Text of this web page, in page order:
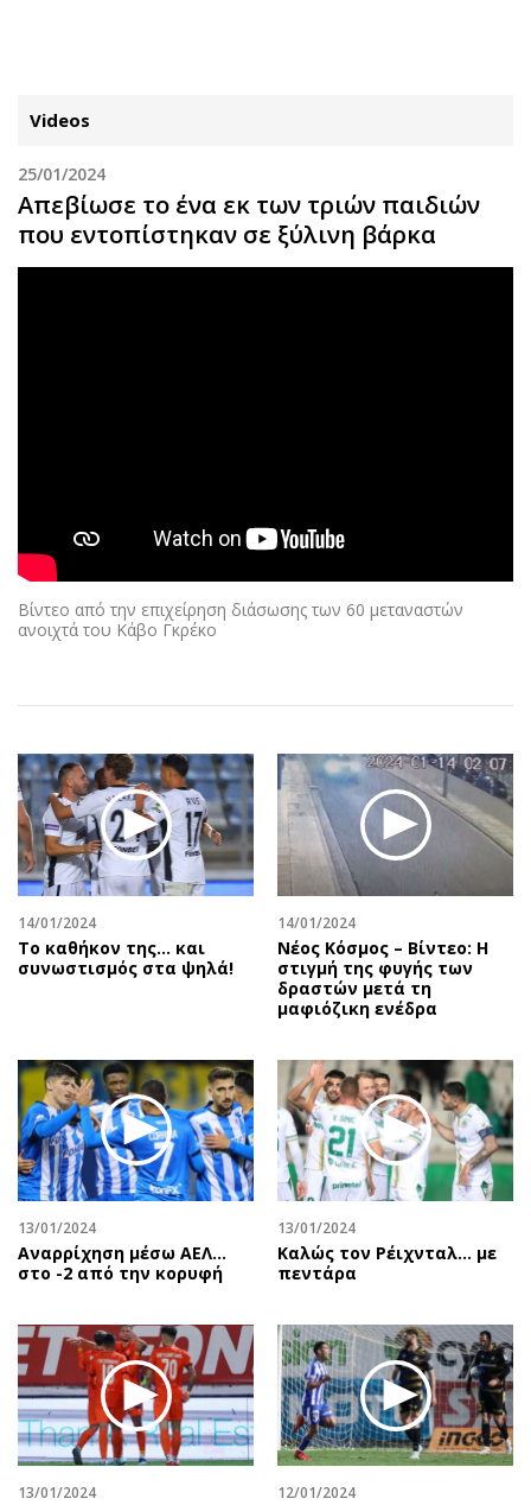
ΚΑΤΗΓΟΡΙΕΣ
Κύπρος
Αθλητισμός
Κύπρος
Ελλάδα
Οικονομία
Real Estate
Επιχειρήσεις
Αγορές
Money Review
AstroBank Properties
Trends
Περιβάλλον
Ελλάδα
Κόσμος
Παράξενα
Πολιτισμός
Σινεμά
Θέατρο-Χορός
Εικαστικά
Βιβλίο
Χειρόγραφα
Απόψεις
Geek
Νέα
Κινητά-tablets
Πολιτική
Οικονομία
Γενικά
Αναδρομές
Πρόσωπα
Περιβάλλον
Good Life
Γυναίκα
Ταξίδια
Συνταγές
Έξοδος
Media
Εκπομπές
Wine routes
Podcasts
Προσφορές
Προσωπικότητες στην ''Κ''
Επιστολές
Videos
25/01/2024
Απεβίωσε το ένα εκ των τριών παιδιών
που εντοπίστηκαν σε ξύλινη βάρκα
Βίντεο από την επιχείρηση διάσωσης των 60 μεταναστών
ανοιχτά του Κάβο Γκρέκο
14/01/2024
Tο καθήκον της… και
συνωστισμός στα ψηλά!
14/01/2024
Νέος Κόσμος – Βίντεο: Η
στιγμή της φυγής των
δραστών μετά τη
μαφιόζικη ενέδρα
13/01/2024
Αναρρίχηση μέσω ΑΕΛ…
στο -2 από την κορυφή
13/01/2024
Καλώς τον Ρέιχνταλ… με
πεντάρα
13/01/2024 12/01/2024